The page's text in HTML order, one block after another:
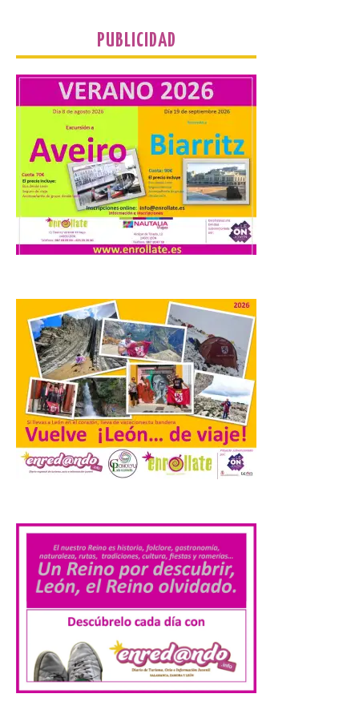
La Universidad de León
distribuye folletos con la
programación del evento
del eclipse solar que
organiza con la ESA y el
Ayuntamiento
7 Ago 2026
Los materiales ya pueden
recogerse gratuitamente
del programa del evento, una guía
práctica con recomendaciones
elaboradas por especialistas para
observar el eclipse con seguridad León, 7
de agosto de 2026. La programación […]
Laciana comienza su
programación para
disfrutar el eclipse total
del 12 de agosto
Durante los días 1 y 2 de
agosto, tanto el público
infantil como el adulto
pudo disfrutar de un
en el polideportivo municipal, con pases
de mañana dedicados preferentemente al
público infantil y, el resto del […]
PUBLICIDAD